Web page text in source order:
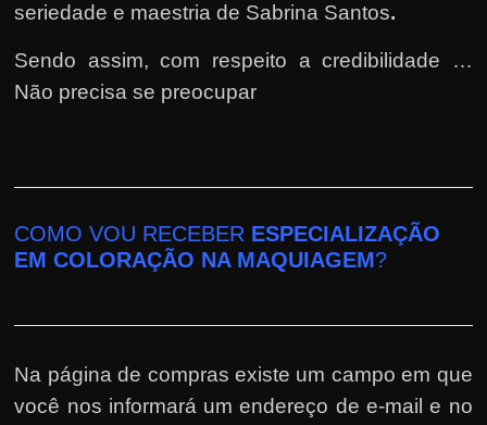
seriedade e maestria de Sabrina Santos.
Sendo assim, com respeito a credibilidade …
Não precisa se preocupar
COMO VOU RECEBER ESPECIALIZAÇÃO
EM COLORAÇÃO NA MAQUIAGEM?
Na página de compras existe um campo em que
você nos informará um endereço de e-mail e no